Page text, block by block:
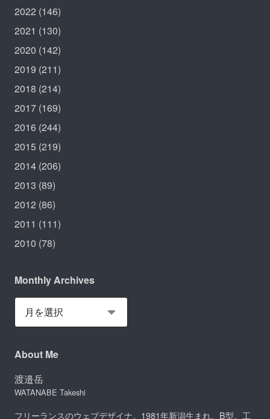
2022 (146)
2021 (130)
2020 (142)
2019 (211)
2018 (214)
2017 (169)
2016 (244)
2015 (219)
2014 (206)
2013 (89)
2012 (86)
2011 (111)
2010 (78)
Monthly Archives
About Me
渡邉岳
WATANABE Takeshi
フリーランスのウェブデザイナ。1981年新潟生まれ。B型。工